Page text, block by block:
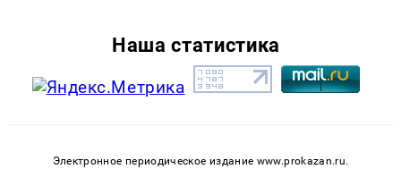
Наша статистика
Электронное периодическое издание www.prokazan.ru.